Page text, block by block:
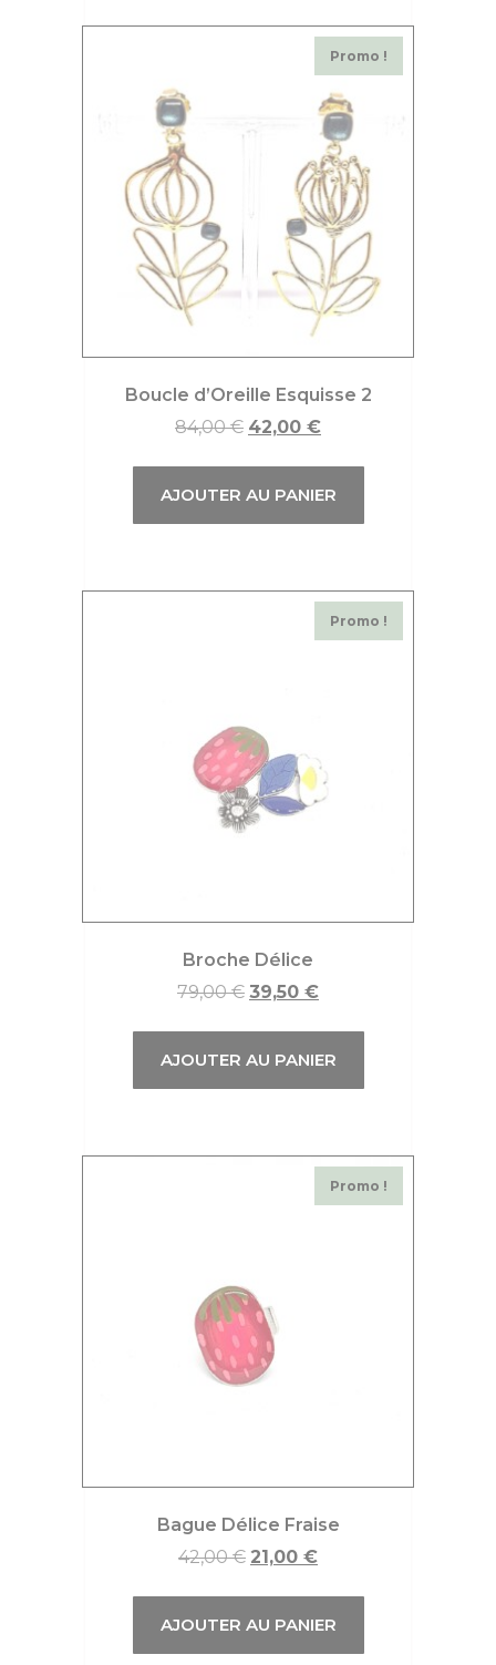
Promo !
Boucle d’Oreille Esquisse 2
84,00€ 42,00 €
AJOUTER AU PANIER
Promo !
Broche Délice
79,00€ 39,50 €
AJOUTER AU PANIER
Promo !
Bague Délice Fraise
42,00€ 21,00 €
AJOUTER AU PANIER